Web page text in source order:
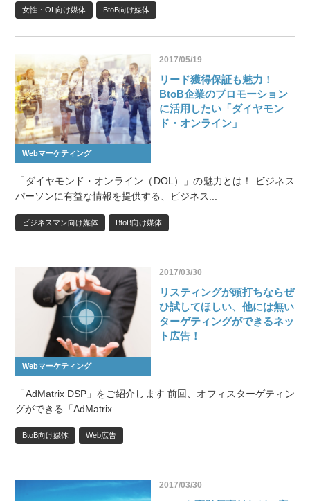
女性・OL向け媒体 BtoB向け媒体
Webマーケティング
2017/05/19
リード獲得保証も魅力！
BtoB企業のプロモーション
に活用したい「ダイヤモン
ド・オンライン」
「ダイヤモンド・オンライン（DOL）」の魅力とは！ ビジネス
パーソンに有益な情報を提供する、ビジネス...
ビジネスマン向け媒体 BtoB向け媒体
Webマーケティング
2017/03/30
リスティングが頭打ちならぜ
ひ試してほしい、他には無い
ターゲティングができるネッ
ト広告！
「AdMatrix DSP」をご紹介します 前回、オフィスターゲティン
グができる「AdMatrix ...
BtoB向け媒体 Web広告
2017/03/30